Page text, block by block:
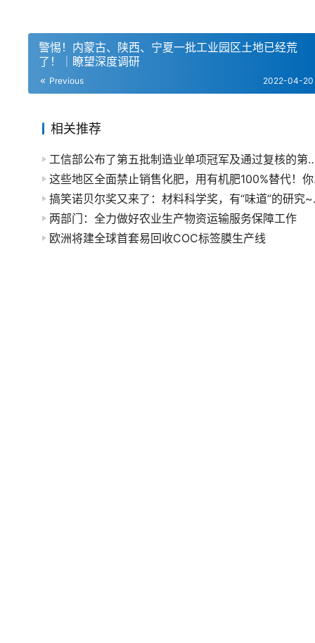
警惕！内蒙古、陕西、宁夏一批工业园区土地已经荒
了！｜瞭望深度调研
Previous 2022-04-20
相关推荐
工信部公布了第五批制造业单项冠军
这些
搞笑诺
两部门：全力做好农业生产物资运输服务保障工作
欧洲将建全球首套易回收COC标签膜生产线